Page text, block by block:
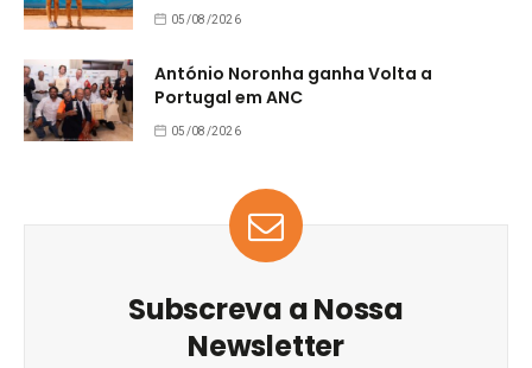
05/08/2026
António Noronha ganha Volta a
Portugal em ANC
05/08/2026
Subscreva a Nossa
Newsletter